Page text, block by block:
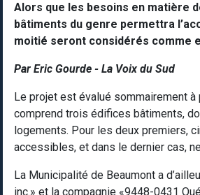
Alors que les besoins en matière
bâtiments du genre permettra
moitié seront considérés comme
Par Eric Gourde - La Voix du Sud
Le projet est évalué sommairement à
comprend trois édifices bâtiments,
logements. Pour les deux premiers,
accessibles, et dans le dernier cas,
La Municipalité de Beaumont a
inc.» et la compagnie «9448-0431